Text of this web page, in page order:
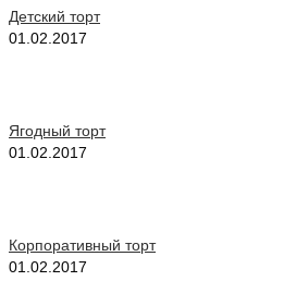
Детский торт
01.02.2017
Ягодный торт
01.02.2017
Корпоративный торт
01.02.2017